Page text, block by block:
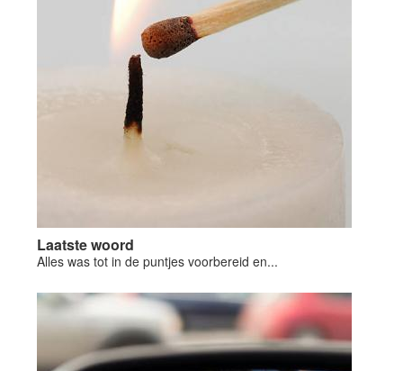
Laatste woord
Alles was tot in de puntjes voorbereid en...